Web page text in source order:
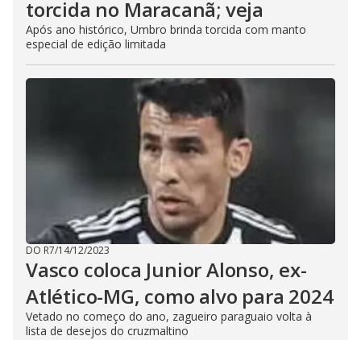
torcida no Maracanã; veja
Após ano histórico, Umbro brinda torcida com manto
especial de edição limitada
DO R7/14/12/2023
Vasco coloca Junior Alonso, ex-
Atlético-MG, como alvo para 2024
Vetado no começo do ano, zagueiro paraguaio volta à
lista de desejos do cruzmaltino